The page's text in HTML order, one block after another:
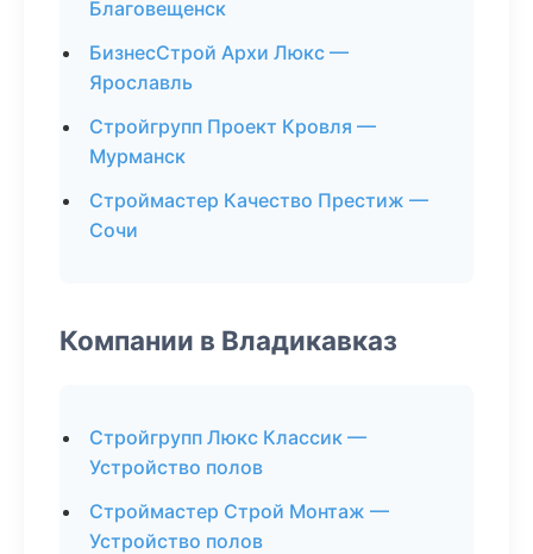
Благовещенск
БизнесСтрой Архи Люкс —
Ярославль
Стройгрупп Проект Кровля —
Мурманск
Строймастер Качество Престиж —
Сочи
Компании в Владикавказ
Стройгрупп Люкс Классик —
Устройство полов
Строймастер Строй Монтаж —
Устройство полов